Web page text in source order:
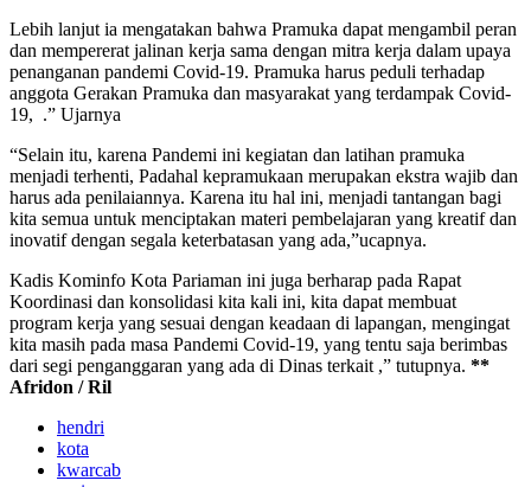
Lebih lanjut ia mengatakan bahwa Pramuka dapat mengambil peran
dan mempererat jalinan kerja sama dengan mitra kerja dalam upaya
penanganan pandemi Covid-19. Pramuka harus peduli terhadap
anggota Gerakan Pramuka dan masyarakat yang terdampak Covid-
19, .” Ujarnya
“Selain itu, karena Pandemi ini kegiatan dan latihan pramuka
menjadi terhenti, Padahal kepramukaan merupakan ekstra wajib dan
harus ada penilaiannya. Karena itu hal ini, menjadi tantangan bagi
kita semua untuk menciptakan materi pembelajaran yang kreatif dan
inovatif dengan segala keterbatasan yang ada,”ucapnya.
Kadis Kominfo Kota Pariaman ini juga berharap pada Rapat
Koordinasi dan konsolidasi kita kali ini, kita dapat membuat
program kerja yang sesuai dengan keadaan di lapangan, mengingat
kita masih pada masa Pandemi Covid-19, yang tentu saja berimbas
dari segi penganggaran yang ada di Dinas terkait ,” tutupnya. **
Afridon / Ril
hendri
kota
kwarcab